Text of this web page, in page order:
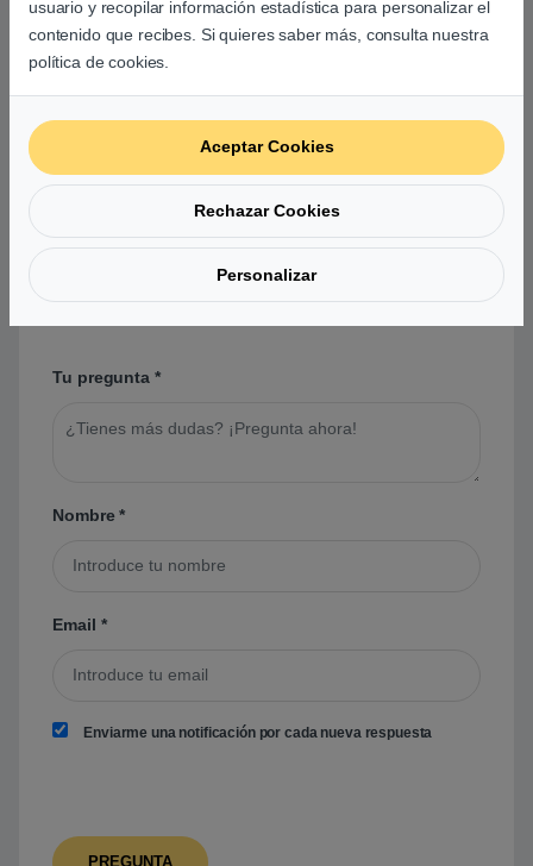
Preguntas y respuestas de los
usuarios sobre este producto
Tu pregunta *
Nombre*
Email *
Enviarme una notificación por cada nueva respuesta
usuario y recopilar información estadística para personalizar el
contenido que recibes. Si quieres saber más, consulta nuestra
política de cookies.
Aceptar Cookies
Rechazar Cookies
Personalizar